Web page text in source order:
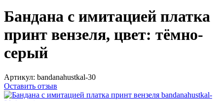
Бандана с имитацией платка
принт вензеля, цвет: тёмно-
серый
Артикул: bandanahustkal-30
Оставить отзыв